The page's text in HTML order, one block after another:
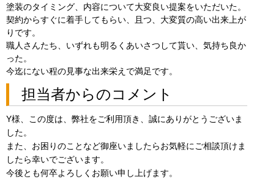
塗装のタイミング、内容について大変良い提案をいただいた。
契約からすぐに着手してもらい、且つ、大変質の高い出来上が
りです。
職人さんたち、いずれも明るくあいさつして貰い、気持ち良か
った。
今迄にない程の見事な出来栄えで満足です。
担当者からのコメント
Y様、この度は、弊社をご利用頂き、誠にありがとうございま
した。
また、お困りのことなど御座いましたらお気軽にご相談頂けま
したら幸いでございます。
今後とも何卒よろしくお願い申し上げます。